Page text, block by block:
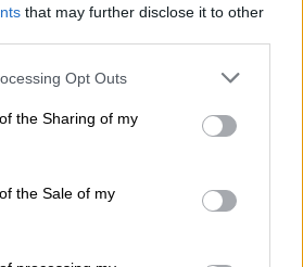
that may further disclose it to other
Opt Outs
the Sharing of my
the Sale of my
leonesa
Miranda
Mi sueño,